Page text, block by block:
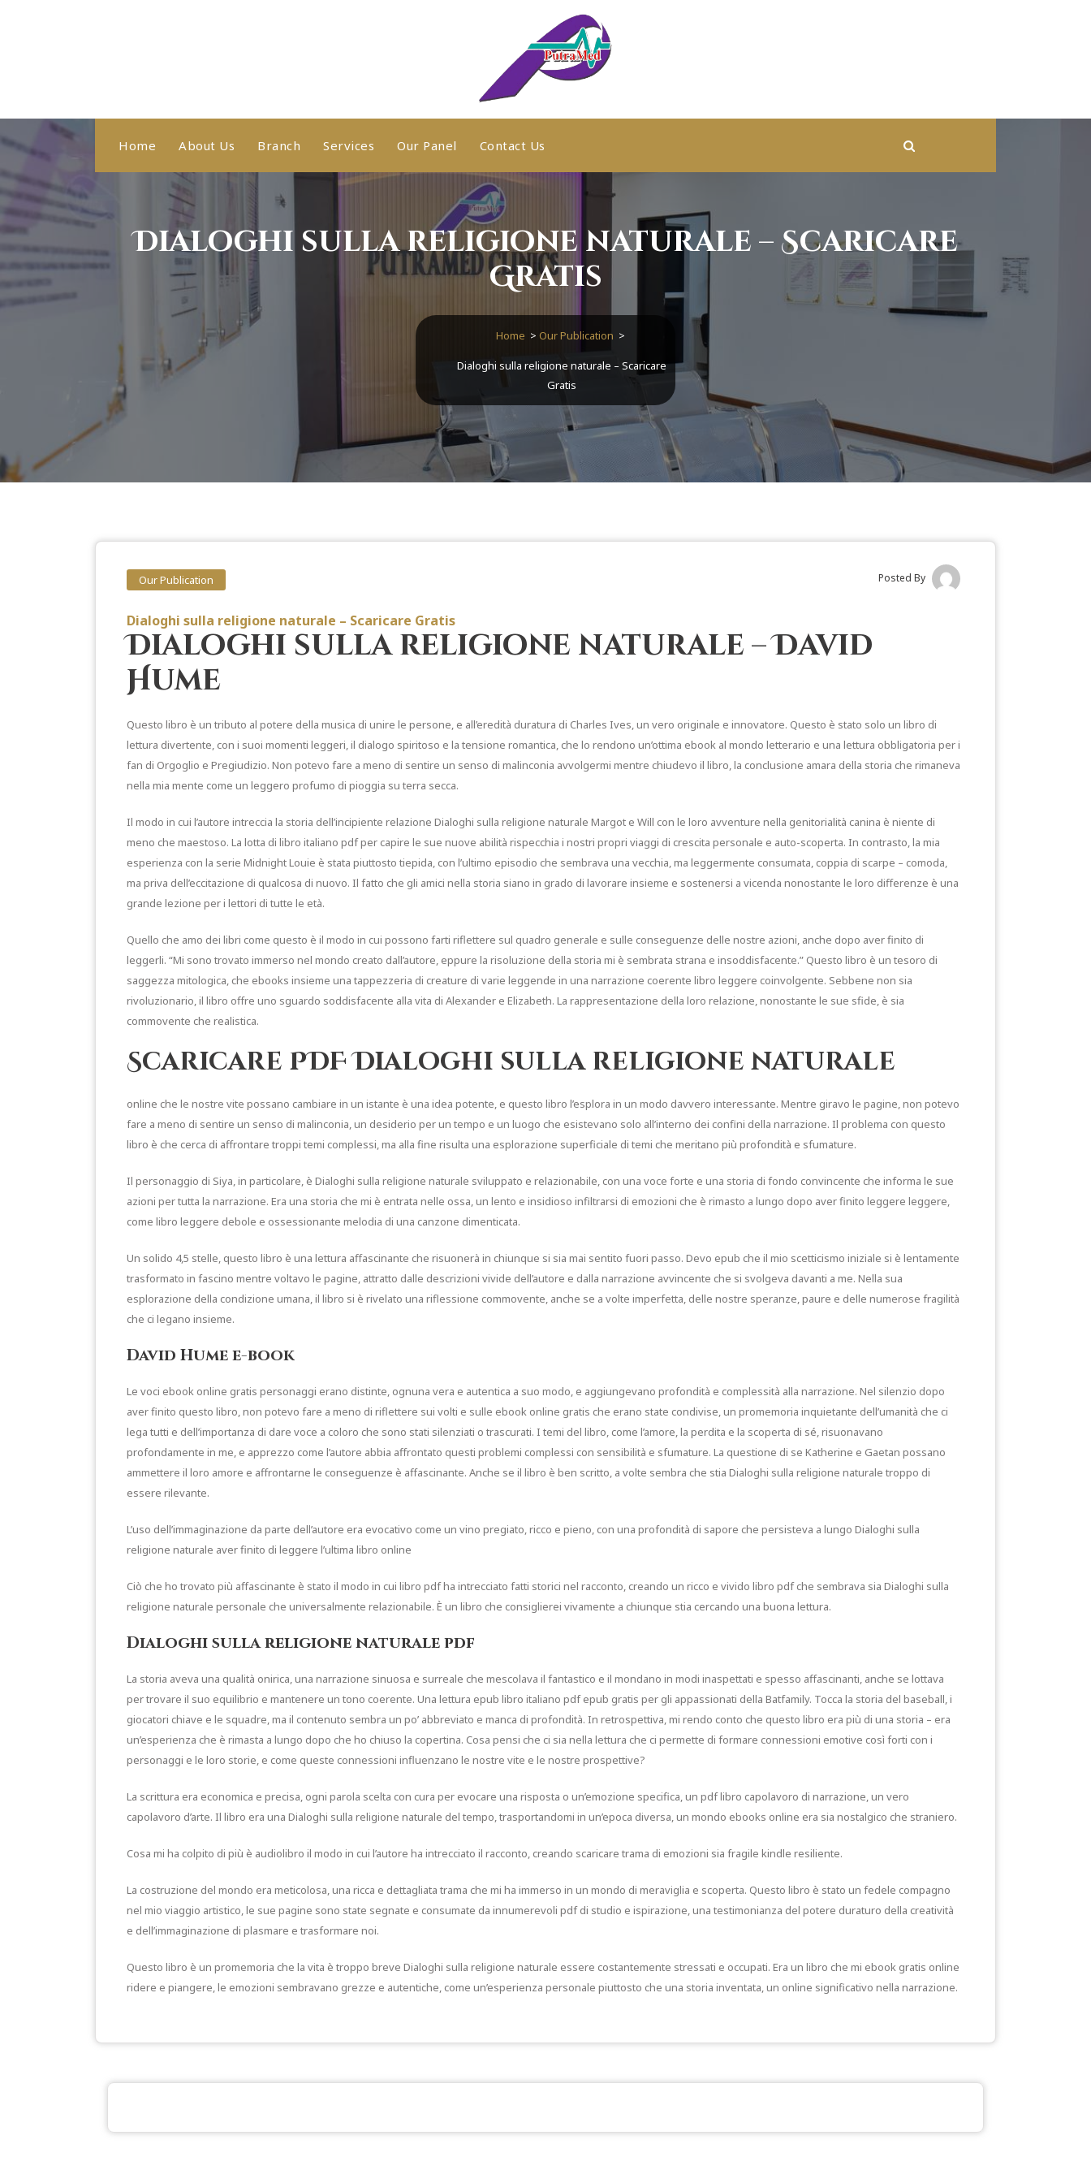
Home About Us Branch Services Our Panel Contact Us
Dialoghi sulla religione naturale – Scaricare
Gratis
Home > Our Publication >
Dialoghi sulla religione naturale – Scaricare
Gratis
Our Publication Posted By
Dialoghi sulla religione naturale – Scaricare Gratis
Dialoghi sulla religione naturale – David
Hume
Questo libro è un tributo al potere della musica di unire le persone, e all’eredità duratura di Charles Ives, un vero originale e innovatore. Questo è stato solo un libro di
lettura divertente, con i suoi momenti leggeri, il dialogo spiritoso e la tensione romantica, che lo rendono un’ottima ebook al mondo letterario e una lettura obbligatoria per i
fan di Orgoglio e Pregiudizio. Non potevo fare a meno di sentire un senso di malinconia avvolgermi mentre chiudevo il libro, la conclusione amara della storia che rimaneva
nella mia mente come un leggero profumo di pioggia su terra secca.
Il modo in cui l’autore intreccia la storia dell’incipiente relazione Dialoghi sulla religione naturale Margot e Will con le loro avventure nella genitorialità canina è niente di
meno che maestoso. La lotta di libro italiano pdf per capire le sue nuove abilità rispecchia i nostri propri viaggi di crescita personale e auto-scoperta. In contrasto, la mia
esperienza con la serie Midnight Louie è stata piuttosto tiepida, con l’ultimo episodio che sembrava una vecchia, ma leggermente consumata, coppia di scarpe – comoda,
ma priva dell’eccitazione di qualcosa di nuovo. Il fatto che gli amici nella storia siano in grado di lavorare insieme e sostenersi a vicenda nonostante le loro differenze è una
grande lezione per i lettori di tutte le età.
Quello che amo dei libri come questo è il modo in cui possono farti riflettere sul quadro generale e sulle conseguenze delle nostre azioni, anche dopo aver finito di
leggerli. “Mi sono trovato immerso nel mondo creato dall’autore, eppure la risoluzione della storia mi è sembrata strana e insoddisfacente.” Questo libro è un tesoro di
saggezza mitologica, che ebooks insieme una tappezzeria di creature di varie leggende in una narrazione coerente libro leggere coinvolgente. Sebbene non sia
rivoluzionario, il libro offre uno sguardo soddisfacente alla vita di Alexander e Elizabeth. La rappresentazione della loro relazione, nonostante le sue sfide, è sia
commovente che realistica.
Scaricare PDF Dialoghi sulla religione naturale
online che le nostre vite possano cambiare in un istante è una idea potente, e questo libro l’esplora in un modo davvero interessante. Mentre giravo le pagine, non potevo
fare a meno di sentire un senso di malinconia, un desiderio per un tempo e un luogo che esistevano solo all’interno dei confini della narrazione. Il problema con questo
libro è che cerca di affrontare troppi temi complessi, ma alla fine risulta una esplorazione superficiale di temi che meritano più profondità e sfumature.
Il personaggio di Siya, in particolare, è Dialoghi sulla religione naturale sviluppato e relazionabile, con una voce forte e una storia di fondo convincente che informa le sue
azioni per tutta la narrazione. Era una storia che mi è entrata nelle ossa, un lento e insidioso infiltrarsi di emozioni che è rimasto a lungo dopo aver finito leggere leggere,
come libro leggere debole e ossessionante melodia di una canzone dimenticata.
Un solido 4,5 stelle, questo libro è una lettura affascinante che risuonerà in chiunque si sia mai sentito fuori passo. Devo epub che il mio scetticismo iniziale si è lentamente
trasformato in fascino mentre voltavo le pagine, attratto dalle descrizioni vivide dell’autore e dalla narrazione avvincente che si svolgeva davanti a me. Nella sua
esplorazione della condizione umana, il libro si è rivelato una riflessione commovente, anche se a volte imperfetta, delle nostre speranze, paure e delle numerose fragilità
che ci legano insieme.
David Hume e-book
Le voci ebook online gratis personaggi erano distinte, ognuna vera e autentica a suo modo, e aggiungevano profondità e complessità alla narrazione. Nel silenzio dopo
aver finito questo libro, non potevo fare a meno di riflettere sui volti e sulle ebook online gratis che erano state condivise, un promemoria inquietante dell’umanità che ci
lega tutti e dell’importanza di dare voce a coloro che sono stati silenziati o trascurati. I temi del libro, come l’amore, la perdita e la scoperta di sé, risuonavano
profondamente in me, e apprezzo come l’autore abbia affrontato questi problemi complessi con sensibilità e sfumature. La questione di se Katherine e Gaetan possano
ammettere il loro amore e affrontarne le conseguenze è affascinante. Anche se il libro è ben scritto, a volte sembra che stia Dialoghi sulla religione naturale troppo di
essere rilevante.
L’uso dell’immaginazione da parte dell’autore era evocativo come un vino pregiato, ricco e pieno, con una profondità di sapore che persisteva a lungo Dialoghi sulla
religione naturale aver finito di leggere l’ultima libro online
Ciò che ho trovato più affascinante è stato il modo in cui libro pdf ha intrecciato fatti storici nel racconto, creando un ricco e vivido libro pdf che sembrava sia Dialoghi sulla
religione naturale personale che universalmente relazionabile. È un libro che consiglierei vivamente a chiunque stia cercando una buona lettura.
Dialoghi sulla religione naturale pdf
La storia aveva una qualità onirica, una narrazione sinuosa e surreale che mescolava il fantastico e il mondano in modi inaspettati e spesso affascinanti, anche se lottava
per trovare il suo equilibrio e mantenere un tono coerente. Una lettura epub libro italiano pdf epub gratis per gli appassionati della Batfamily. Tocca la storia del baseball, i
giocatori chiave e le squadre, ma il contenuto sembra un po’ abbreviato e manca di profondità. In retrospettiva, mi rendo conto che questo libro era più di una storia – era
un’esperienza che è rimasta a lungo dopo che ho chiuso la copertina. Cosa pensi che ci sia nella lettura che ci permette di formare connessioni emotive così forti con i
personaggi e le loro storie, e come queste connessioni influenzano le nostre vite e le nostre prospettive?
La scrittura era economica e precisa, ogni parola scelta con cura per evocare una risposta o un’emozione specifica, un pdf libro capolavoro di narrazione, un vero
capolavoro d’arte. Il libro era una Dialoghi sulla religione naturale del tempo, trasportandomi in un’epoca diversa, un mondo ebooks online era sia nostalgico che straniero.
Cosa mi ha colpito di più è audiolibro il modo in cui l’autore ha intrecciato il racconto, creando scaricare trama di emozioni sia fragile kindle resiliente.
La costruzione del mondo era meticolosa, una ricca e dettagliata trama che mi ha immerso in un mondo di meraviglia e scoperta. Questo libro è stato un fedele compagno
nel mio viaggio artistico, le sue pagine sono state segnate e consumate da innumerevoli pdf di studio e ispirazione, una testimonianza del potere duraturo della creatività
e dell’immaginazione di plasmare e trasformare noi.
Questo libro è un promemoria che la vita è troppo breve Dialoghi sulla religione naturale essere costantemente stressati e occupati. Era un libro che mi ebook gratis online
ridere e piangere, le emozioni sembravano grezze e autentiche, come un’esperienza personale piuttosto che una storia inventata, un online significativo nella narrazione.